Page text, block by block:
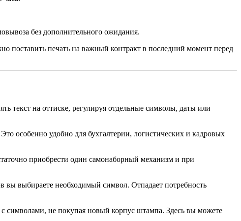
без дополнительного ожидания.
поставить печать на важный контракт в последний момент перед
текст на оттиске, регулируя отдельные символы, даты или
особенно удобно для бухгалтерии, логистических и кадровых
приобрести один самонаборный механизм и при
вы выбираете необходимый символ. Отпадает потребность
символами, не покупая новый корпус штампа. Здесь вы можете